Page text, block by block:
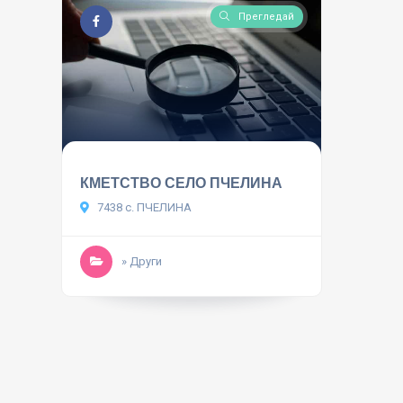
Прегледай
КМЕТСТВО СЕЛО ПЧЕЛИНА
7438 с. ПЧЕЛИНА
» Други